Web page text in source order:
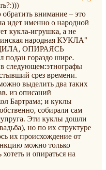
внимание – это
идет именно о народной
кукла-игрушка, а не
народная КУКЛА"
ОПИРАЯСЬ
гораздо шире.
в следующем:этнографы
срез времени.
выделить два таких
из описаний
Бартрама; и куклы
собирали сам
Эти куклы дошли
но по их структуре
их происхождение от
можно только
и опираться на